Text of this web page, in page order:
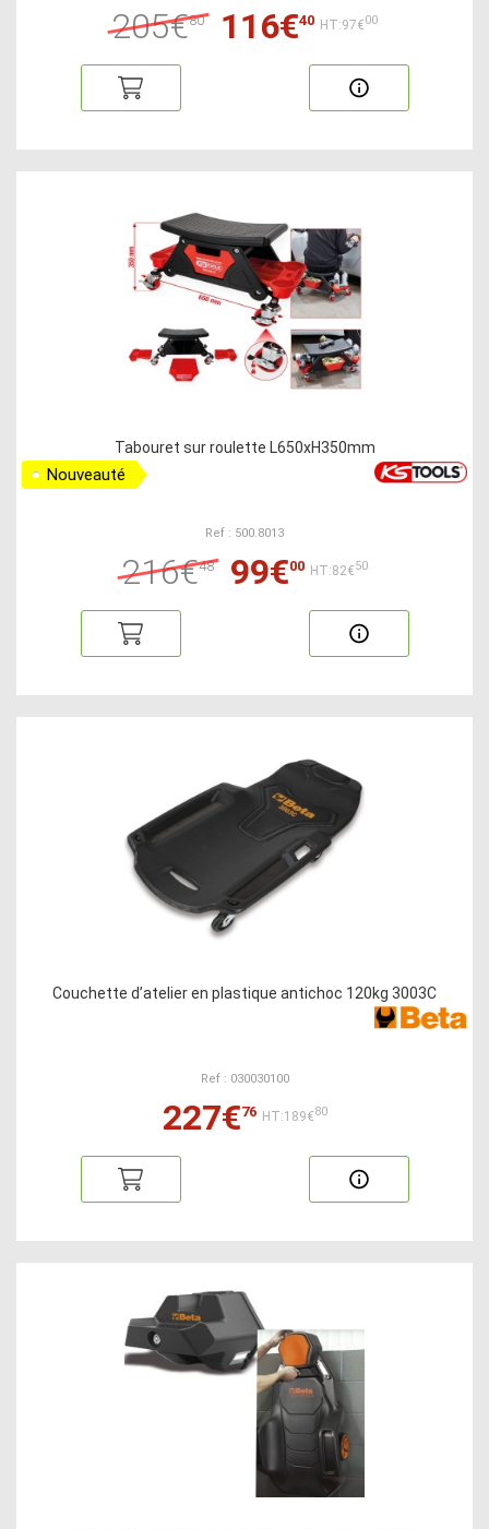
205€80 116€40 HT:97€00
Tabouret sur roulette L650xH350mm
Nouveauté
Ref : 500.8013
216€48 99€00 HT:82€50
Couchette d’atelier en plastique antichoc 120kg 3003C
Ref : 030030100
227€76 HT:189€80